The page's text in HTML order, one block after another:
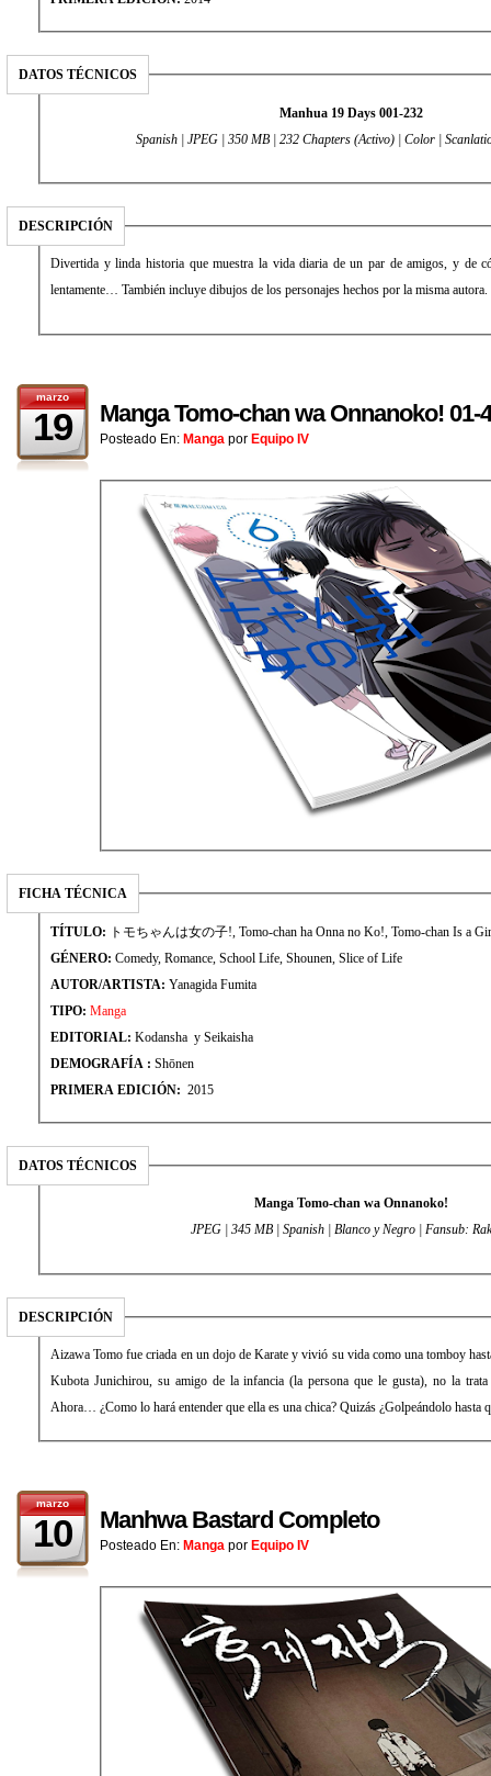
DATOS TÉCNICOS
Manhua 19 Days 001-232
Spanish | JPEG | 350 MB | 232 Chapters (Activo) | Color |
DESCRIPCIÓN
Divertida y linda historia que muestra la vida diaria de un par de amigos, y de
lentamente… También incluye dibujos de los personajes hechos por la misma autora.
marzo
19 Manga Tomo-chan wa Onnanoko! 01-
Posteado En: Manga por Equipo IV
FICHA TÉCNICA
TÍTULO: トモちゃんは女の子!, Tomo-chan ha Onna no Ko!, Tomo-chan Is a
GÉNERO: Comedy, Romance, School Life, Shounen, Slice of Life
AUTOR/ARTISTA: Yanagida Fumita
TIPO: Manga
EDITORIAL: Kodansha y Seikaisha
DEMOGRAFÍA : Shōnen
PRIMERA EDICIÓN: 2015
DATOS TÉCNICOS
Manga Tomo-chan wa Onnanoko!
JPEG | 345 MB | Spanish | Blanco y Negro | Fansub:
DESCRIPCIÓN
Aizawa Tomo fue criada en un dojo de Karate y vivió su vida como una tomboy
Kubota Junichirou, su amigo de la infancia (la persona que le gusta), no la
Ahora… ¿Como lo hará entender que ella es una chica? Quizás ¿Golpeándolo hasta
marzo
10 Manhwa Bastard Completo
Posteado En: Manga por Equipo IV